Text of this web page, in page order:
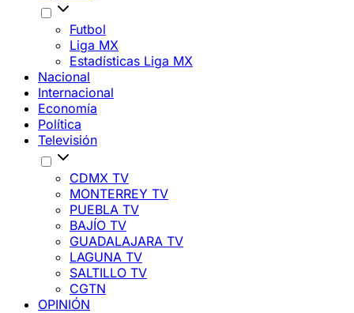
Futbol
Liga MX
Estadísticas Liga MX
Nacional
Internacional
Economía
Política
Televisión
CDMX TV
MONTERREY TV
PUEBLA TV
BAJÍO TV
GUADALAJARA TV
LAGUNA TV
SALTILLO TV
CGTN
OPINIÓN